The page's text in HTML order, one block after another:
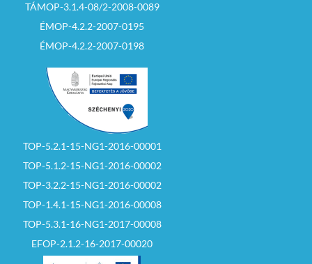
TÁMOP-3.1.4-08/2-2008-0089
ÉMOP-4.2.2-2007-0195
ÉMOP-4.2.2-2007-0198
TOP-5.2.1-15-NG1-2016-00001
TOP-5.1.2-15-NG1-2016-00002
TOP-3.2.2-15-NG1-2016-00002
TOP-1.4.1-15-NG1-2016-00008
TOP-5.3.1-16-NG1-2017-00008
EFOP-2.1.2-16-2017-00020